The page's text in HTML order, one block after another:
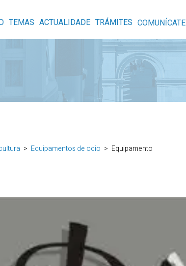
TEMAS ACTUALIDADE TRÁMITES COMUNÍCATE
Equipamentos de ocio Equipamento